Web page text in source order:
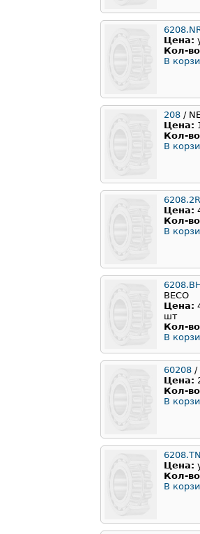
Цена:
Кол-
В
208 /
Цена:
Кол-
В
Цена:
Кол-
В
BECO
Цена:
шт
Кол-
В
60208 /
Цена:
Кол-
В
Цена:
Кол-
В